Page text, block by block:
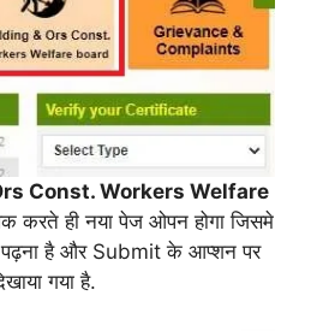
Const. Workers Welfare
करते ही नया पेज ओपन होगा जिसमे
पढ़ना है और Submit के आप्शन पर
गया है.